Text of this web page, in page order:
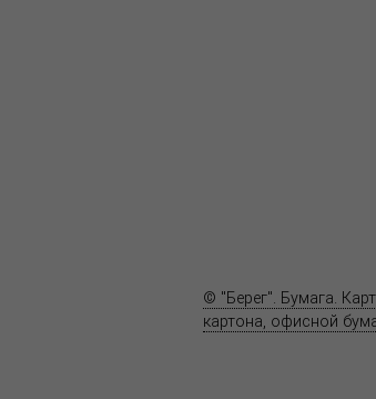
© "Берег". Бумага.
картона, офисной